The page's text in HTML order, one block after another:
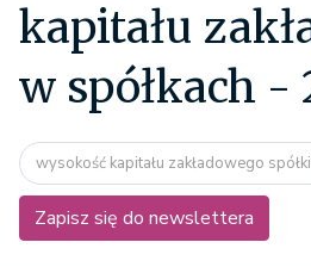
kapitału
w spółkach -
wysokość kapitału zakładowego
Zapisz się do newslettera